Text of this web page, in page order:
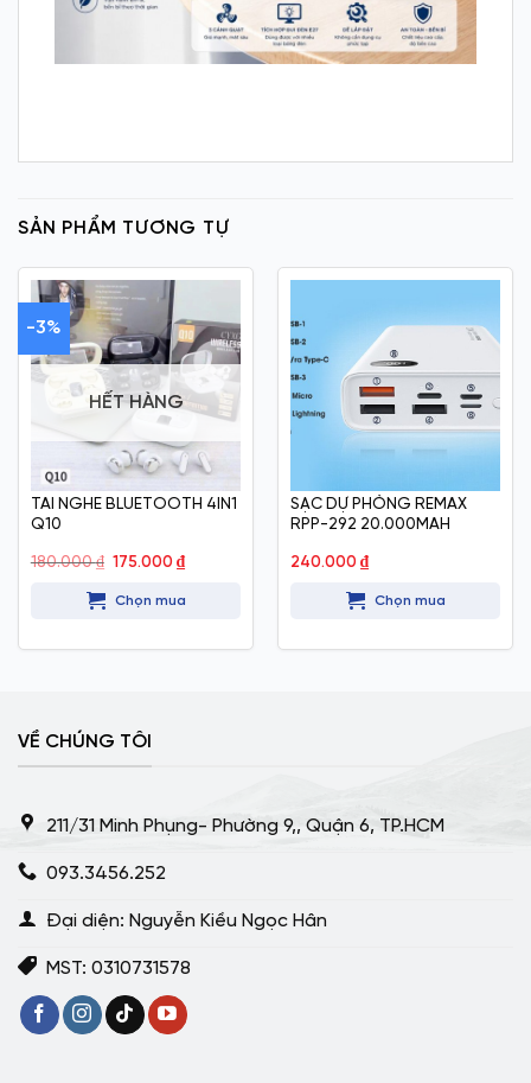
SẢN PHẨM TƯƠNG TỰ
-3%
HẾT HÀNG
TAI NGHE BLUETOOTH 4IN1
Q10
180.000₫ Giá
là:
180.000 ₫.
175.000 ₫Giá
là:
Chọn mua
SẠC DỰ PHÒNG REMAX
RPP-292 20.000MAH
240.000 ₫
Chọn mua
VỀ CHÚNG TÔI
211/31 Minh Phụng- Phường 9,, Quận 6, TP.HCM
093.3456.252
Đại diện: Nguyễn Kiều Ngọc Hân
MST: 0310731578